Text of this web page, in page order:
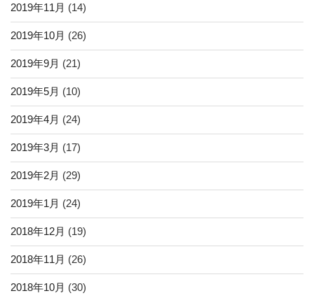
2019年11月 (14)
2019年10月 (26)
2019年9月 (21)
2019年5月 (10)
2019年4月 (24)
2019年3月 (17)
2019年2月 (29)
2019年1月 (24)
2018年12月 (19)
2018年11月 (26)
2018年10月 (30)